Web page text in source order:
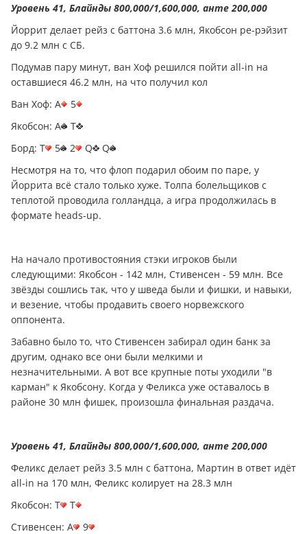
Уровень 41, Блайнды 800,000/1,600,000, анте 200,000
Йоррит делает рейз с баттона 3.6 млн, Якобсон ре-рэйзит
до 9.2 млн с СБ.
Подумав пару минут, ван Хоф решился пойти all-in на
оставшиеся 46.2 млн, на что получил кол
Ван Хоф: A
5
Якобсон: A
T
Борд: T
5 2 Q
Q
Несмотря на то, что флоп подарил обоим по паре, у
Йоррита всё стало только хуже. Толпа болельщиков с
теплотой проводила голландца, а игра продолжилась в
формате heads-up.
На начало противостояния стэки игроков были
следующими: Якобсон - 142 млн, Стивенсен - 59 млн. Все
звёзды сошлись так, что у шведа были и фишки, и навыки,
и везение, чтобы продавить своего норвежского
оппонента.
Забавно было то, что Стивенсен забирал один банк за
другим, однако все они были мелкими и
незначительными. А вот все крупные поты уходили "в
карман" к Якобсону. Когда у Феликса уже оставалось в
районе 30 млн фишек, произошла финальная раздача.
Уровень 41, Блайнды 800,000/1,600,000, анте 200,000
Феликс делает рейз 3.5 млн с баттона, Мартин в ответ идёт
all-in на 170 млн, Феликс колирует на 28.3 млн
Якобсон: T
T
Стивенсен: A
9